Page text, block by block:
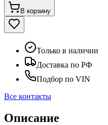
В корзину
Только в наличии
Доставка по РФ
Подбор по VIN
Все контакты
Описание